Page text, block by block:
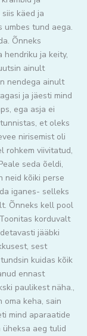
käed ja
umbes tund aega.
Õnneks
hendriku ja keity,
ainult
nendega ainult
ja jäesti mind
ega asja ei
et oleks
nirisemist oli
rohkem viivitatud,
seda õeldi,
neid kõiki perse
iganes- selleks
Õnneks kell pool
korduvalt
jääbki
sest
kuidas kõik
ennast
paulikest näha.,
oma keha, sain
mind aparaatide
üheksa aeg tulid